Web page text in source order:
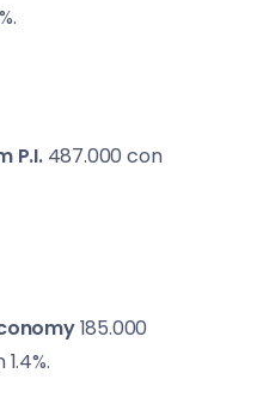
P.I. 487.000 con
185.000